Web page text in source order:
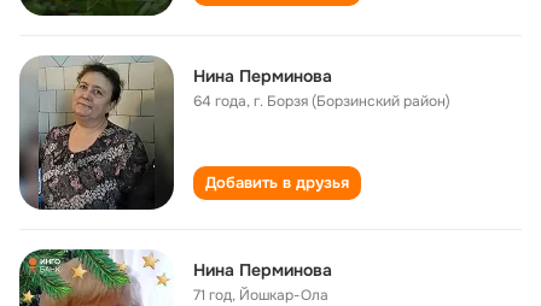
Нина Перминова
64 года,г. Борзя (Борзинский район)
Добавить в друзья
Нина Перминова
71 год, Йошкар-Ола